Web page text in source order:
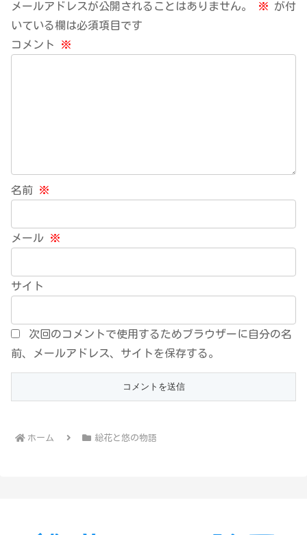
メールアドレスが公開されることはありません。 ※ が付
いている欄は必須項目です
コメント
※
名前 ※
メール ※
サイト
次回のコメントで使用するためブラウザーに自分の名
前、メールアドレス、サイトを保存する。
ホーム 総花と悠の物語